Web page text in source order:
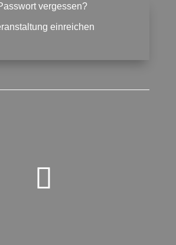
vergessen?
einreichen